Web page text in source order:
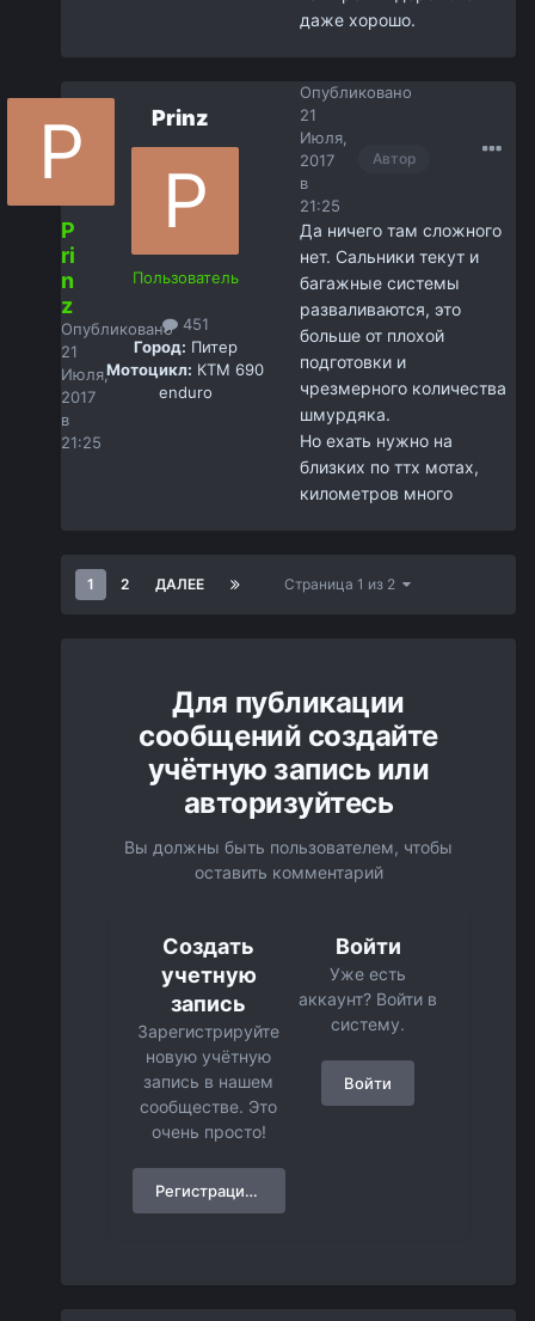
даже хорошо.
P
ri
n
z
Опубликовано
21
Июля,
2017
в
21:25
Prinz
Пользователь
451
Город: Питер
Мотоцикл: КТМ 690
enduro
Автор
Опубликовано
21
Июля,
2017
в
21:25
Да ничего там сложного
нет. Сальники текут и
багажные системы
разваливаются, это
больше от плохой
подготовки и
чрезмерного количества
шмурдяка.
Но ехать нужно на
близких по ттх мотах,
километров много
1 2 ДАЛЕЕ Страница 1 из 2
Для публикации
сообщений создайте
учётную запись или
авторизуйтесь
Вы должны быть пользователем, чтобы
оставить комментарий
Создать
учетную
запись
Зарегистрируйте
новую учётную
запись в нашем
сообществе. Это
очень просто!
Регистрация нового пользователя
Войти
Уже есть
аккаунт? Войти в
систему.
Войти